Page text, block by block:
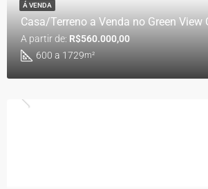
600 a 1729m²
A partir de: R$560.000,00
Á VENDA